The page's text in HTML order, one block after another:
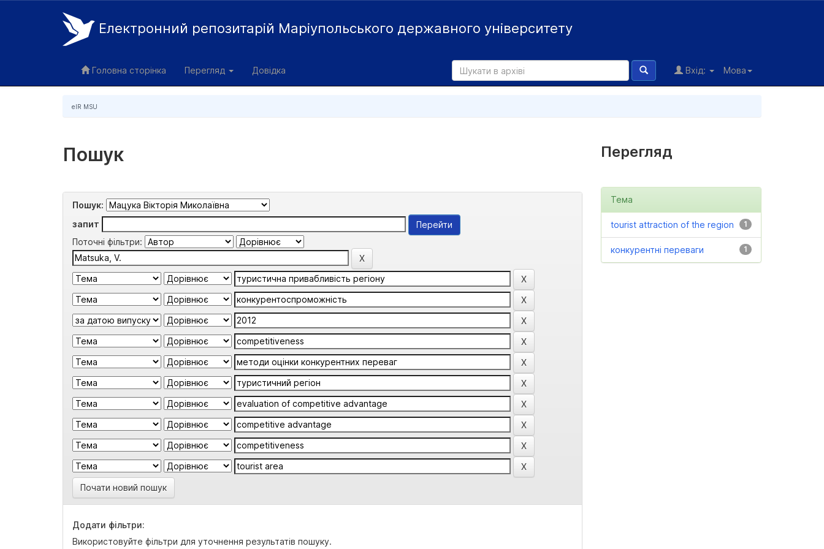
Електронний репозитарій Маріупольського державного університету
Головна сторінка Перегляд Довідка Мова
Вхід:
eIR MSU
Пошук
Пошук:
запит
Поточні фільтри:
Почати новий пошук
Додати фільтри:
Використовуйте фільтри для уточнення результатів пошуку.
Перегляд
Тема
1
tourist attraction of the region
1
конкурентні переваги